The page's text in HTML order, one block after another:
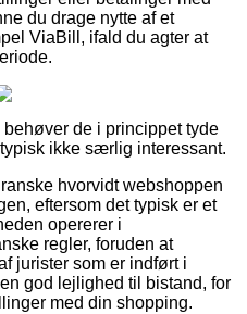
du drage nytte af et
ViaBill, ifald du agter at
de i princippet tyde
ikke særlig interessant.
hvorvidt webshoppen
eftersom det typisk er et
opererer i
regler, foruden at
jurister som er indført i
god lejlighed til bistand, for
med din shopping.